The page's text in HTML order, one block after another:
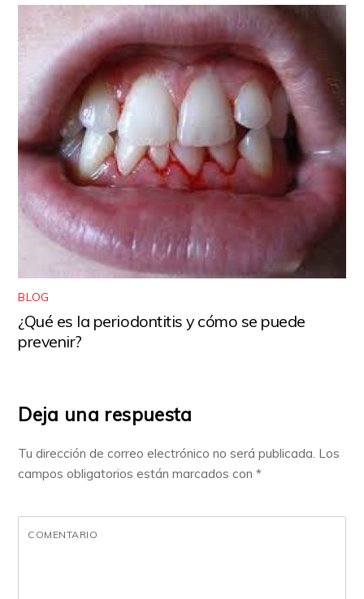
BLOG
¿Qué es la periodontitis y cómo se puede
prevenir?
Deja una respuesta
Tu dirección de correo electrónico no será publicada. Los
campos obligatorios están marcados con*
COMENTARIO